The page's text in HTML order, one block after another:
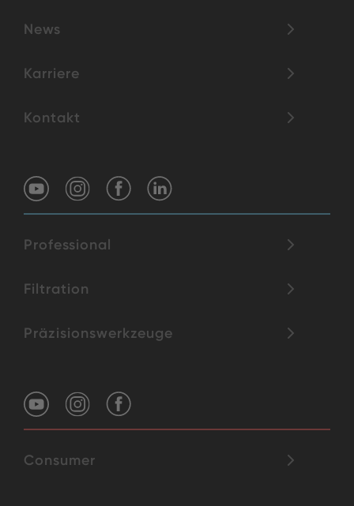
News
Karriere
Kontakt
Professional
Filtration
Präzisionswerkzeuge
Consumer